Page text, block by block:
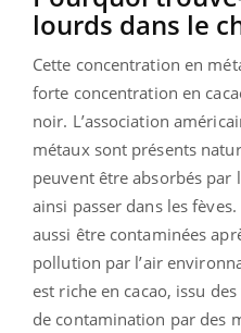
lourds dans le
Cette concentration en
forte concentration en
noir. L’association
métaux sont présents
peuvent être absorbés par
ainsi passer dans les
aussi être contaminées
pollution par l’air
est riche en cacao, issu
de contamination par des